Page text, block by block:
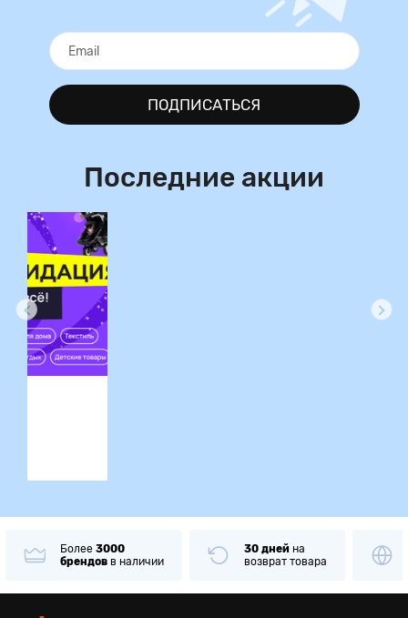
ПОДПИСАТЬСЯ
Последние акции
Более 3000
брендов в наличии
30 дней на
возврат товара